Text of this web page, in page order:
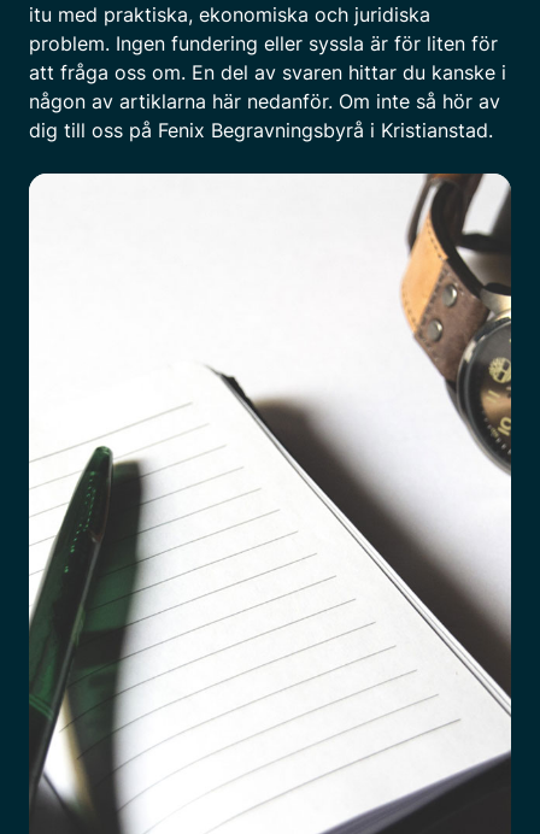
itu med praktiska, ekonomiska och juridiska
problem. Ingen fundering eller syssla är för liten för
att fråga oss om. En del av svaren hittar du kanske i
någon av artiklarna här nedanför. Om inte så hör av
dig till oss på Fenix Begravningsbyrå i Kristianstad.